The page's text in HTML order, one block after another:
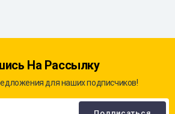
На Рассылку
для наших подписчиков!